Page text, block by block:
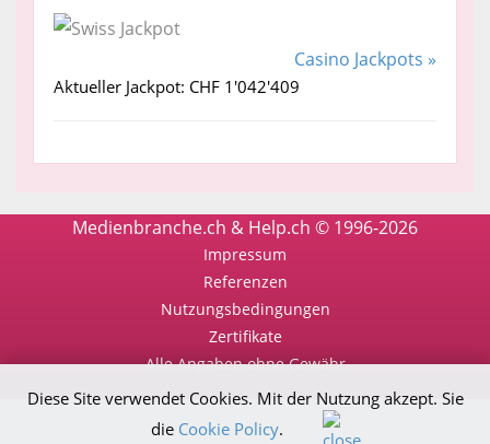
Casino Jackpots »
Aktueller Jackpot: CHF 1'042'409
Medienbranche.ch & Help.ch © 1996-2026
Impressum
Referenzen
Nutzungsbedingungen
Zertifikate
Alle Angaben ohne Gewähr
Diese Site verwendet Cookies. Mit der Nutzung akzept. Sie
die Cookie Policy.